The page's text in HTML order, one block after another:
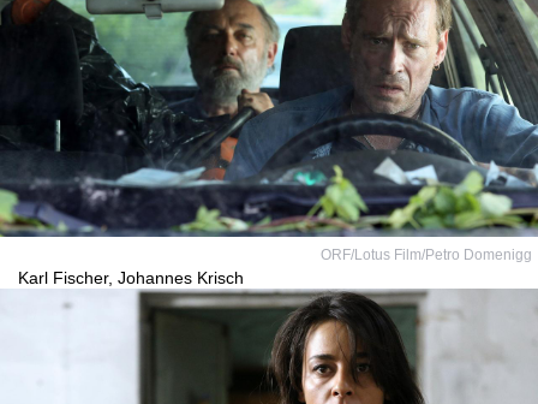
ORF/Lotus Film/Petro Domenigg
Karl Fischer, Johannes Krisch